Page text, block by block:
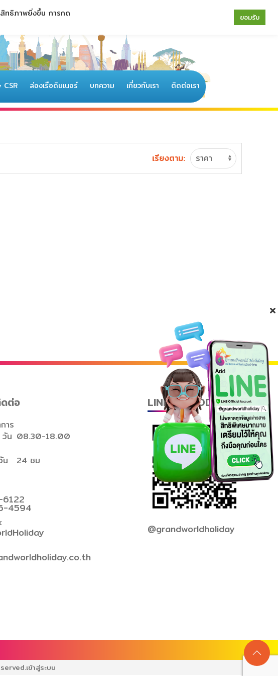
ล่องเรือดินเนอร์ บทความ เกี่ยวกับเรา ติดต่อเรา
เรียงตาม:
สิทธิภาพยิ่งขึ้น การกด ยอมรับ
ต่อ
าร
น 08.30-18.00
น
24 ชม
4594
LINE QR CODE
@grandworldholiday
เข้าสู่ระบบ